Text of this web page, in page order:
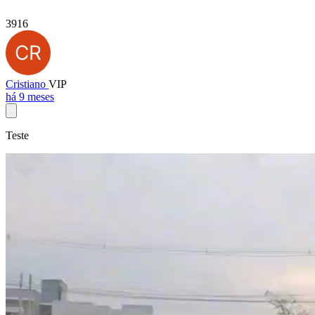
3916
Cristiano VIP
há 9 meses
Teste